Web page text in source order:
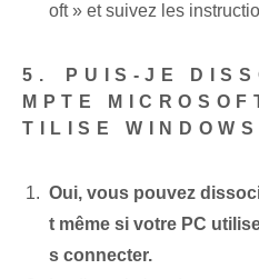
oft » et suivez les
5.⁢ PUIS-JE
MPTE
TILISE
Oui, vous pouvez
t même si votre PC
s connecter.